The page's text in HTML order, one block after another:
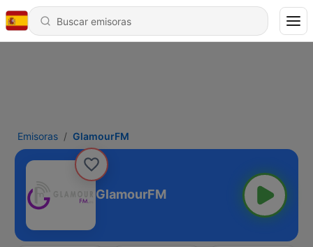
Emisoras GlamourFM
GlamourFM